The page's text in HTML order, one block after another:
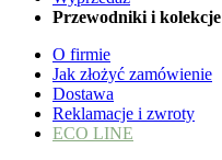
Przewodniki i kolekcje
O firmie
Jak złożyć zamówienie
Dostawa
Reklamacje i zwroty
ECO LINE